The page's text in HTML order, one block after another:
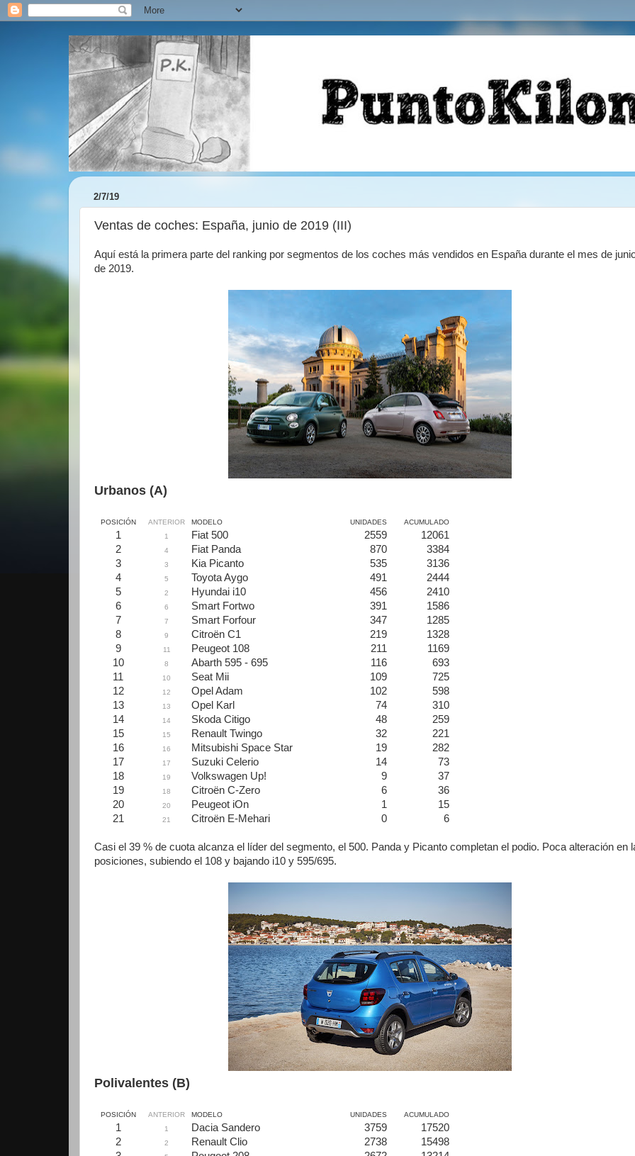
2/7/19
Ventas de coches: España, junio de 2019 (III)
Aquí está la primera parte del ranking por segmentos de los coches más vendidos en España durante el mes de
de 2019.
Urbanos (A)
POSICIÓN ANTERIOR MODELO UNIDADES ACUMULADO
1 1 Fiat 500 2559
12061
2
4 Fiat Panda 870
3384
3
3 Kia Picanto 535
3136
4
5 Toyota Aygo 491
2444
5
2 Hyundai i10 456
2410
6
6 Smart Fortwo 391
1586
7
7 Smart Forfour 347
1285
8
9 Citroën C1 219
1328
9
11 Peugeot 108 211
1169
10
8 Abarth 595 - 695 116
693
11
10 Seat Mii 109
725
12
12 Opel Adam 102
598
13
13 Opel Karl 74
310
14
14 Skoda Citigo 48
259
15
15 Renault Twingo 32
221
16
16 Mitsubishi Space Star 19
282
17
17 Suzuki Celerio 14
73
18
19 Volkswagen Up! 9
37
19
18 Citroën C-Zero 6
36
20
20 Peugeot iOn 1
15
21
21 Citroën E-Mehari 0 6
Casi el 39 % de cuota alcanza el líder del segmento, el 500. Panda y Picanto completan el podio. Poca alteración en
posiciones, subiendo el 108 y bajando i10 y 595/695.
Polivalentes (B)
POSICIÓN ANTERIOR MODELO UNIDADES ACUMULADO
1 1 Dacia Sandero 3759
17520
2
2 Renault Clio 2738
15498